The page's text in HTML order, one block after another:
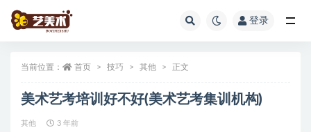
登录
当前位置： 首页 技巧 其他 正文
美术艺考培训好不好(美术艺考集训机构)
其他 3 年前